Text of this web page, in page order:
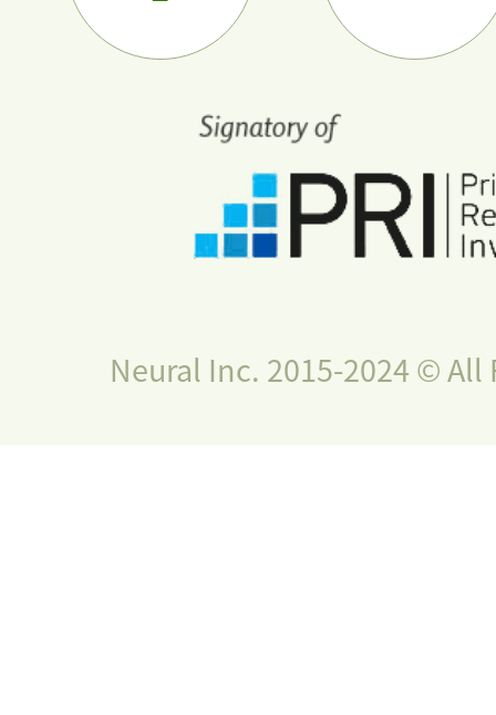
Neural Inc. 2015-2024 © All